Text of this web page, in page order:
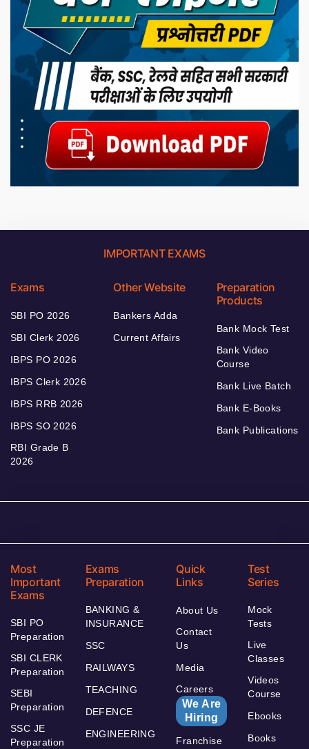
IMPORTANT EXAMS
Exams
SBI PO 2026
SBI Clerk 2026
IBPS PO 2026
IBPS Clerk 2026
IBPS RRB 2026
IBPS SO 2026
RBI Grade B
2026
Other Website
Bankers Adda
Current Affairs
Preparation
Products
Bank Mock Test
Bank Video
Course
Bank Live Batch
Bank E-Books
Bank Publications
Most
Important
Exams
SBI PO
Preparation
SBI CLERK
Preparation
SEBI
Preparation
SSC JE
Preparation
Exams
Preparation
BANKING &
INSURANCE
SSC
RAILWAYS
TEACHING
DEFENCE
ENGINEERING
Quick
Links
About Us
Contact
Us
Media
Careers
We Are
Hiring
Franchise
Test
Series
Mock
Tests
Live
Classes
Videos
Course
Ebooks
Books